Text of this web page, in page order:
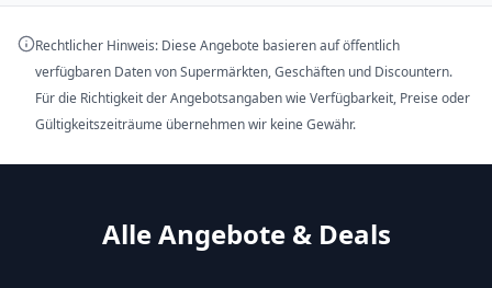
Rechtlicher Hinweis: Diese Angebote basieren auf öffentlich
verfügbaren Daten von Supermärkten, Geschäften und Discountern.
Für die Richtigkeit der Angebotsangaben wie Verfügbarkeit, Preise oder
Gültigkeitszeiträume übernehmen wir keine Gewähr.
Alle Angebote & Deals